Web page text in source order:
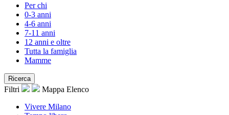
Per chi
0-3 anni
4-6 anni
7-11 anni
12 anni e oltre
Tutta la famiglia
Mamme
Ricerca
Filtri Mappa Elenco
Vivere Milano